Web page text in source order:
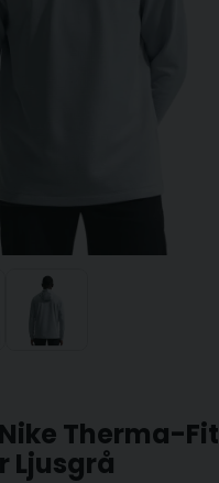
Therma-Fit
Ljusgrå